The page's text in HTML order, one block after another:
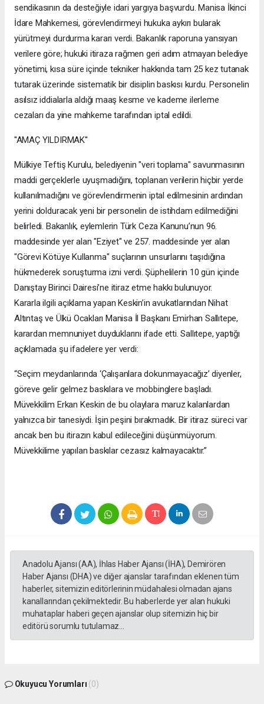
sendikasının da desteğiyle idari yargıya başvurdu. Manisa İkinci
İdare Mahkemesi, görevlendirmeyi hukuka aykırı bularak
yürütmeyi durdurma kararı verdi. Bakanlık raporuna yansıyan
verilere göre; hukuki itiraza rağmen geri adım atmayan belediye
yönetimi, kısa süre içinde tekniker hakkında tam 25 kez tutanak
tutarak üzerinde sistematik bir disiplin baskısı kurdu. Personelin
asılsız iddialarla aldığı maaş kesme ve kademe ilerleme
cezaları da yine mahkeme tarafından iptal edildi.
''AMAÇ YILDIRMAK''
Mülkiye Teftiş Kurulu, belediyenin "veri toplama" savunmasının
maddi gerçeklerle uyuşmadığını, toplanan verilerin hiçbir yerde
kullanılmadığını ve görevlendirmenin iptal edilmesinin ardından
yerini dolduracak yeni bir personelin de istihdam edilmediğini
belirledi. Bakanlık, eylemlerin Türk Ceza Kanunu’nun 96.
maddesinde yer alan "Eziyet" ve 257. maddesinde yer alan
"Görevi Kötüye Kullanma" suçlarının unsurlarını taşıdığına
hükmederek soruşturma izni verdi. Şüphelilerin 10 gün içinde
Danıştay Birinci Dairesi’ne itiraz etme hakkı bulunuyor.
Kararla ilgili açıklama yapan Keskin’in avukatlarından Nihat
Altıntaş ve Ülkü Ocakları Manisa İl Başkanı Emirhan Sallıtepe,
karardan memnuniyet duyduklarını ifade etti. Sallıtepe, yaptığı
açıklamada şu ifadelere yer verdi:
“Seçim meydanlarında ‘Çalışanlara dokunmayacağız’ diyenler,
göreve gelir gelmez baskılara ve mobbinglere başladı.
Müvekkilim Erkan Keskin de bu olaylara maruz kalanlardan
yalnızca bir tanesiydi. İşin peşini bırakmadık. Bir itiraz süreci var
ancak ben bu itirazın kabul edileceğini düşünmüyorum.
Müvekkilime yapılan baskılar cezasız kalmayacaktır.”
Anadolu Ajansı (AA), İhlas Haber Ajansı (İHA), Demirören
Haber Ajansı (DHA) ve diğer ajanslar tarafından eklenen tüm
haberler, sitemizin editörlerinin müdahalesi olmadan ajans
kanallarından çekilmektedir. Bu haberlerde yer alan hukuki
muhataplar haberi geçen ajanslar olup sitemizin hiç bir
editörü sorumlu tutulamaz...
Okuyucu Yorumları (0)